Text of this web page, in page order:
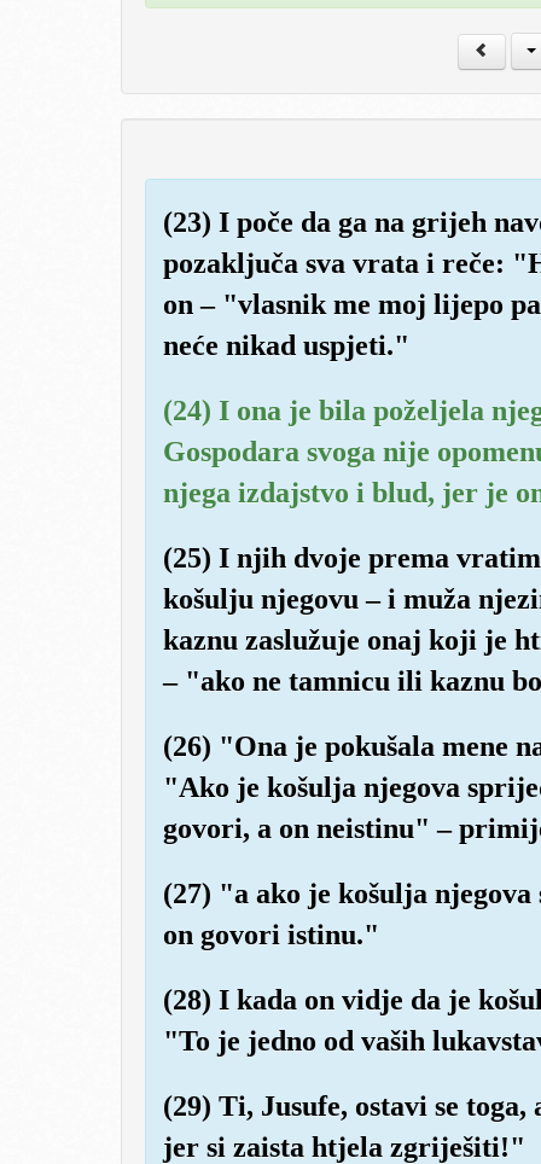
(23) I poče da ga na grijeh
pozaključa sva vrata i reče:
on – "vlasnik me moj lijepo
neće nikad uspjeti."
(24) I ona je bila poželjela
Gospodara svoga nije
njega izdajstvo i blud, jer je
(25) I njih dvoje prema
košulju njegovu – i muža
kaznu zaslužuje onaj koji je
– "ako ne tamnicu ili kaznu
(26) "Ona je pokušala mene
"Ako je košulja njegova
govori, a on neistinu" –
(27) "a ako je košulja njegova
on govori istinu."
(28) I kada on vidje da je
"To je jedno od vaših
(29) Ti, Jusufe, ostavi se
jer si zaista htjela zgriješiti!"